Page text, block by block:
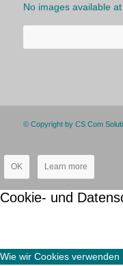
No images available
© Copyright by CS Com
OK Learn more
Cookie- und
Wie wir Cookies verwenden